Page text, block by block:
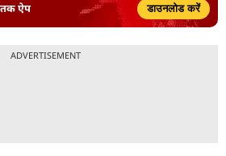
ऐप डाउनलोड करें
ADVERTISEMENT